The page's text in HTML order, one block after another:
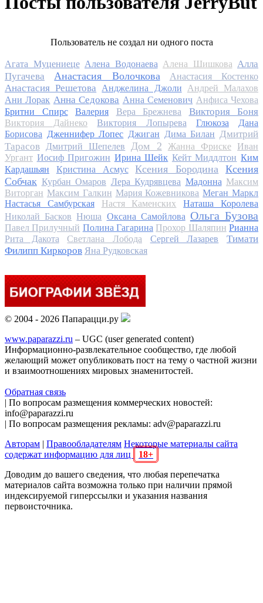
Пользователь не создал ни одного поста
Агата Муцениеце Алена Водонаева Алена Шишкова Алла
Пугачева
Анастасия Волочкова Анастасия Костенко
Анастасия Решетова Анджелина Джоли
Андрей Малахов
Ани Лорак Анна Седокова Анна Семенович Анфиса Чехова
Бритни Спирс
Валерия Вера Брежнева Виктория Боня
Виктория Дайнеко Виктория Лопырева Глюкоза
Дана
Борисова Дженнифер Лопес Джиган Дима Билан Дмитрий
Тарасов
Дмитрий Шепелев Дом 2 Жанна Фриске
Иван
Ургант Иосиф Пригожин Ирина Шейк Кейт Миддлтон Ким
Кардашьян
Кристина Асмус Ксения Бородина
Ксения
Собчак Курбан Омаров Лера Кудрявцева Мадонна Максим
Виторган Максим Галкин Мария Кожевникова Меган Маркл
Настасья Самбурская
Настя Каменских
Наташа Королева
Николай Басков Нюша Оксана Самойлова Ольга Бузова
Павел Прилучный Полина Гагарина Прохор Шаляпин Рианна
Рита Дакота
Светлана Лобода Сергей Лазарев
Тимати
Филипп Киркоров Яна Рудковская
© 2004 - 2026 Папарацци.ру
www.paparazzi.ru – UGC (user generated content)
Информационно-развлекательное сообщество, где любой
желающий может опубликовать пост на тему о частной жизни
и взаимоотношениях мировых знаменитостей.
Обратная связь
| По вопросам размещения коммерческих новостей:
info@paparazzi.ru
| По вопросам размещения рекламы: adv@paparazzi.ru
Авторам | Правообладателям Некоторые материалы сайта
содержат информацию для лиц
18+
Доводим до вашего сведения, что любая перепечатка
материалов сайта возможна только при наличии прямой
индексируемой гиперссылки и указания названия
первоисточника.